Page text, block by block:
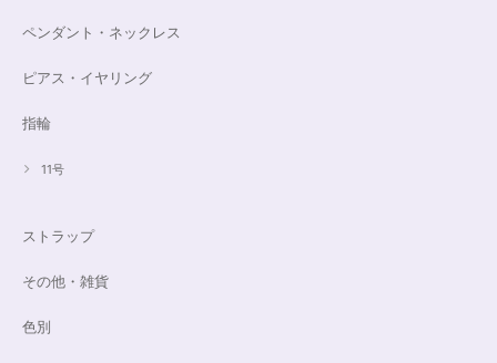
ペンダント・ネックレス
ピアス・イヤリング
指輪
11号
ストラップ
その他・雑貨
色別